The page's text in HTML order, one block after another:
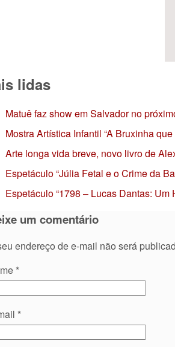
lidas
Matuê faz show em Salvador no
Mostra Artística Infantil “A Bruxinha
Arte longa vida breve, novo livro de
Espetáculo “Júlia Fetal e o Crime da
Espetáculo “1798 – Lucas Dantas:
um comentário
endereço de e-mail não será
*
*